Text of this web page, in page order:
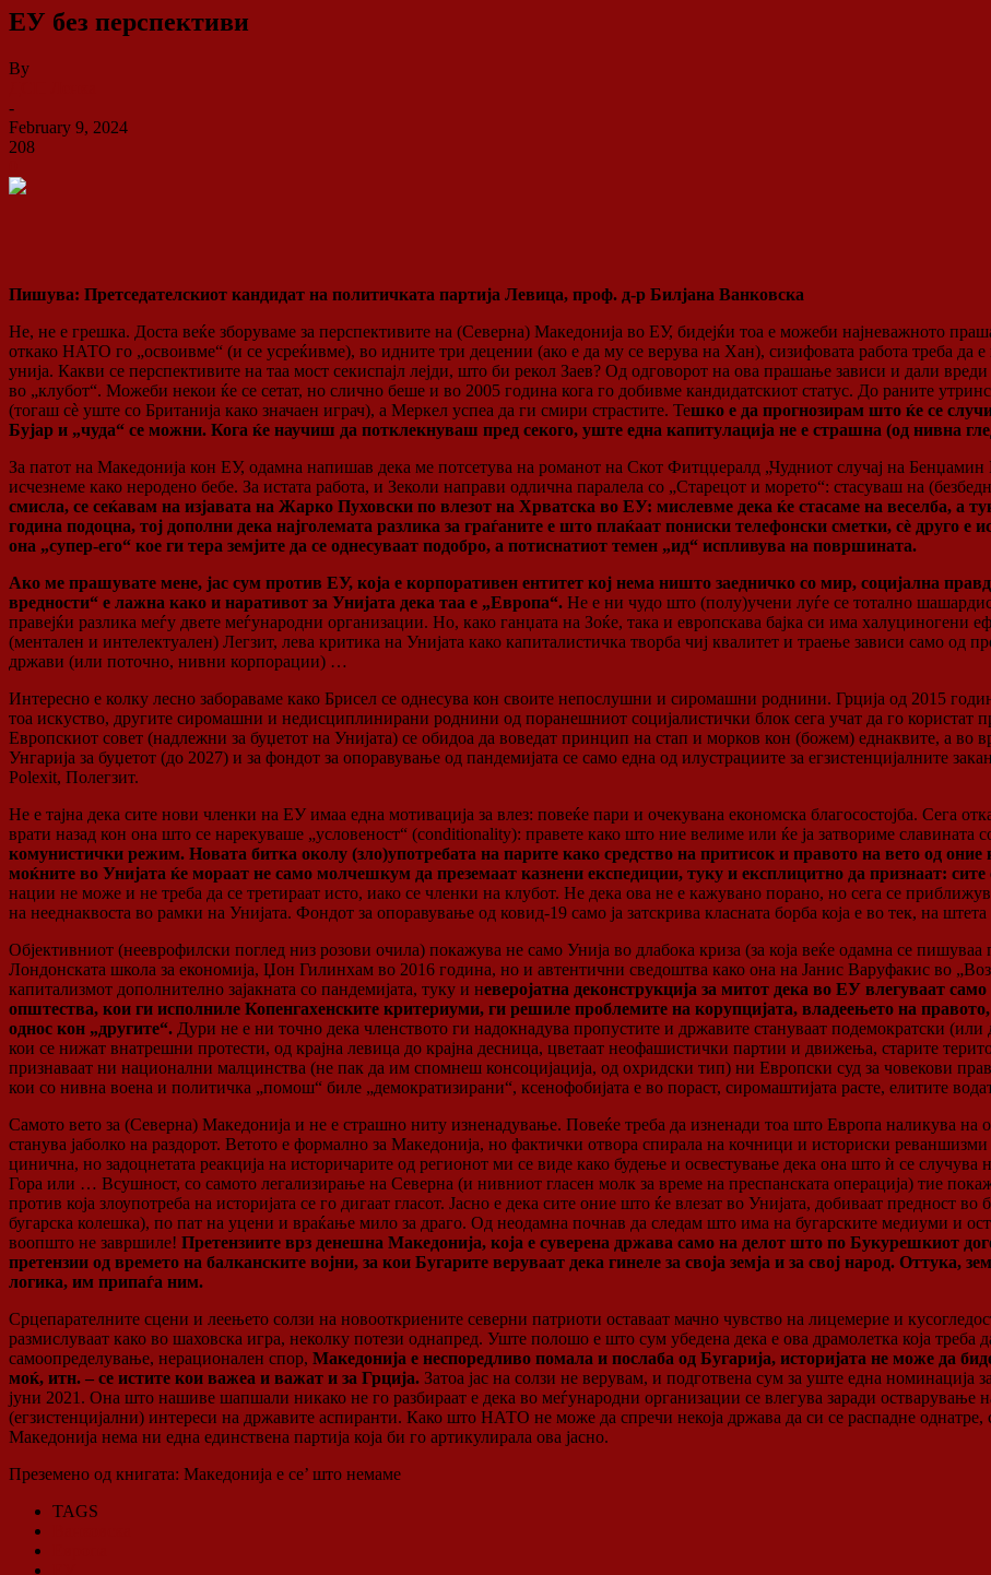
ЕУ без перспективи
By
-
February 9, 2024
208
Пишува: Претседателскиот кандидат на политичката партија Левица, проф. д-р Билјана Ванковска
Не, не е грешка. Доста веќе зборуваме за перспективите на (Северна) Македонија во ЕУ, бидејќи тоа е можеби најневажното
откако НАТО го „освоивме“ (и се усреќивме), во идните три децении (ако е да му се верува на Хан), сизифовата работа треба да
унија. Какви се перспективите на таа мост секиспајл лејди, што би рекол Заев? Од одговорот на ова прашање зависи и дали
во „клубот“. Можеби некои ќе се сетат, но слично беше и во 2005 година кога го добивме кандидатскиот статус. До раните
(тогаш сè уште со Британија како значаен играч), а Меркел успеа да ги смири страстите. Тешко е да прогнозирам што ќе се
Бујар и „чуда“ се можни. Кога ќе научиш да потклекнуваш пред секого, уште една капитулација не е страшна (од нивна
За патот на Македонија кон ЕУ, одамна напишав дека ме потсетува на романот на Скот Фитцџералд „Чудниот случај на
исчезнеме како неродено бебе. За истата работа, и Зеколи направи одлична паралела со „Старецот и морето“: стасуваш на
смисла, се сеќавам на изјавата на Жарко Пуховски по влезот на Хрватска во ЕУ: мислевме дека ќе стасаме на веселба, а
година подоцна, тој дополни дека најголемата разлика за граѓаните е што плаќаат пониски телефонски сметки, сè друго
она „супер-его“ кое ги тера земјите да се однесуваат подобро, а потиснатиот темен „ид“ испливува на површината.
Ако ме прашувате мене, јас сум против ЕУ, која е корпоративен ентитет кој нема ништо заедничко со мир, социјална
вредности“ е лажна како и наративот за Унијата дека таа е „Европа“. Не е ни чудо што (полу)учени луѓе се тотално
правејќи разлика меѓу двете меѓународни организации. Но, како ганџата на Зоќе, така и европскава бајка си има халуциногени
(ментален и интелектуален) Легзит, лева критика на Унијата како капиталистичка творба чиј квалитет и траење зависи само од
држави (или поточно, нивни корпорации) …
Интересно е колку лесно забораваме како Брисел се однесува кон своите непослушни и сиромашни роднини. Грција од 2015
тоа искуство, другите сиромашни и недисциплинирани роднини од поранешниот социјалистички блок сега учат да го користат
Европскиот совет (надлежни за буџетот на Унијата) се обидоа да воведат принцип на стап и морков кон (божем) еднаквите, а во
Унгарија за буџетот (до 2027) и за фондот за опоравување од пандемијата се само една од илустрациите за егзистенцијалните
Polexit, Полегзит.
Не е тајна дека сите нови членки на ЕУ имаа една мотивација за влез: повеќе пари и очекувана економска благосостојба. Сега
врати назад кон она што се нарекуваше „условеност“ (conditionality): правете како што ние велиме или ќе ја затвориме славината
комунистички режим. Новата битка околу (зло)употребата на парите како средство на притисок и правото на вето од оние
моќните во Унијата ќе мораат не само молчешкум да преземаат казнени експедиции, туку и експлицитно да признаат:
нации не може и не треба да се третираат исто, иако се членки на клубот. Не дека ова не е кажувано порано, но сега се
на нееднаквоста во рамки на Унијата. Фондот за опоравување од ковид-19 само ја затскрива класната борба која е во тек, на
Објективниот (нееврофилски поглед низ розови очила) покажува не само Унија во длабока криза (за која веќе одамна се
Лондонската школа за економија, Џон Гилинхам во 2016 година, но и автентични сведоштва како она на Јанис Варуфакис во
капитализмот дополнително зајакната со пандемијата, туку и неверојатна деконструкција за митот дека во ЕУ влегуваат
општества, кои ги исполниле Копенгахенските критериуми, ги решиле проблемите на корупцијата, владеењето на
однос кон „другите“. Дури не е ни точно дека членството ги надокнадува пропустите и државите стануваат подемократски
кои се нижат внатрешни протести, од крајна левица до крајна десница, цветаат неофашистички партии и движења, старите
признаваат ни национални малцинства (не пак да им спомнеш консоцијација, од охридски тип) ни Европски суд за човекови
кои со нивна воена и политичка „помош“ биле „демократизирани“, ксенофобијата е во пораст, сиромаштијата расте, елитите
Самото вето за (Северна) Македонија и не е страшно ниту изненадување. Повеќе треба да изненади тоа што Европа наликува
станува јаболко на раздорот. Ветото е формално за Македонија, но фактички отвора спирала на кочници и историски
цинична, но задоцнетата реакција на историчарите од регионот ми се виде како будење и освестување дека она што ѝ се
Гора или … Всушност, со самото легализирање на Северна (и нивниот гласен молк за време на преспанската операција) тие
против која злоупотреба на историјата се го дигаат гласот. Јасно е дека сите оние што ќе влезат во Унијата, добиваат предност
бугарска колешка), по пат на уцени и враќање мило за драго. Од неодамна почнав да следам што има на бугарските медиуми и
воопшто не завршиле! Претензиите врз денешна Македонија, која е суверена држава само на делот што по Букурешкиот
претензии од времето на балканските војни, за кои Бугарите веруваат дека гинеле за своја земја и за свој народ. Оттука,
логика, им припаѓа ним.
Срцепарателните сцени и леењето солзи на новооткриените северни патриоти оставаат мачно чувство на лицемерие и
размислуваат како во шаховска игра, неколку потези однапред. Уште полошо е што сум убедена дека е ова драмолетка која треба
самоопределување, нерационален спор, Македонија е неспоредливо помала и послаба од Бугарија, историјата не може да
моќ, итн. – се истите кои важеа и важат и за Грција. Затоа јас на солзи не верувам, и подготвена сум за уште една
јуни 2021. Она што нашиве шапшали никако не го разбираат е дека во меѓународни организации се влегува заради остварување
(егзистенцијални) интереси на државите аспиранти. Како што НАТО не може да спречи некоја држава да си се распадне
Македонија нема ни една единствена партија која би го артикулирала ова јасно.
Преземено од книгата: Македонија е се’ што немаме
TAGS